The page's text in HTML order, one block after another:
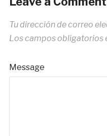
Tu dirección de correo
Los campos obligatorios
Message